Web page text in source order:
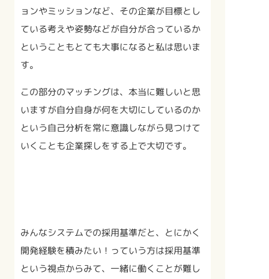
ョンやミッションなど、その企業が目標とし
ている考えや姿勢などが自分が合っているか
ということもとても大事になると私は思いま
す。
この部分のマッチングは、本当に難しいと思
いますが自分自身が何を大切にしているのか
という自己分析を常に意識しながら見つけて
いくことも企業探しをする上で大切です。
みんなシステムでの採用基準だと、とにかく
開発経験を積みたい！っていう方は採用基準
という視点からみて、一緒に働くことが難し